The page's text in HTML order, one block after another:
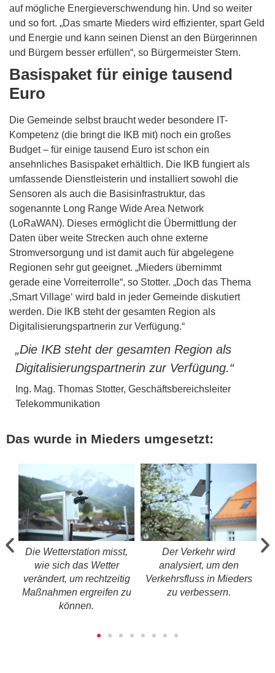
auf mögliche Energieverschwendung hin. Und so weiter
und so fort. „Das smarte Mieders wird effizienter, spart Geld
und Energie und kann seinen Dienst an den Bürgerinnen
und Bürgern besser erfüllen“, so Bürgermeister Stern.
Basispaket für einige tausend
Euro
Die Gemeinde selbst braucht weder besondere IT-
Kompetenz (die bringt die IKB mit) noch ein großes
Budget – für einige tausend Euro ist schon ein
ansehnliches Basispaket erhältlich. Die IKB fungiert als
umfassende Dienstleisterin und installiert sowohl die
Sensoren als auch die Basisinfrastruktur, das
sogenannte Long Range Wide Area Network
(LoRaWAN). Dieses ermöglicht die Übermittlung der
Daten über weite Strecken auch ohne externe
Stromversorgung und ist damit auch für abgelegene
Regionen sehr gut geeignet. „Mieders übernimmt
gerade eine Vorreiterrolle“, so Stotter. „Doch das Thema
,Smart Village‘ wird bald in jeder Gemeinde diskutiert
werden. Die IKB steht der gesamten Region als
Digitalisierungspartnerin zur Verfügung.“
„Die IKB steht der gesamten Region als
Digitalisierungspartnerin zur Verfügung.“
Ing. Mag. Thomas Stotter, Geschäftsbereichsleiter
Telekommunikation
Das wurde in Mieders umgesetzt:
Die Wetterstation misst,
wie sich das Wetter
verändert, um rechtzeitig
Maßnahmen ergreifen zu
können.
Der Verkehr wird
analysiert, um den
Verkehrsfluss in Mieders
zu verbessern.